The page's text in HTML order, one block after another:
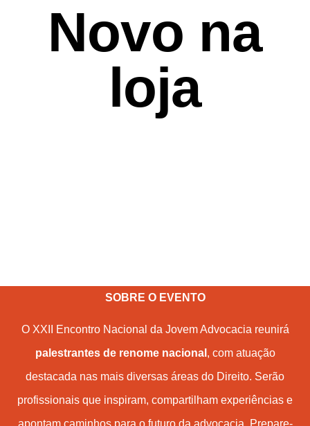
Novo na
loja
SOBRE O EVENTO
O XXII Encontro Nacional da Jovem Advocacia reunirá
palestrantes de renome nacional , com atuação
destacada nas mais diversas áreas do Direito. Serão
profissionais que inspiram, compartilham experiências e